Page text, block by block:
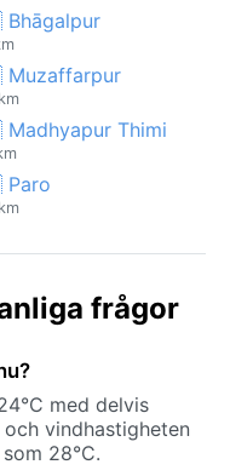
Thimi
frågor
med delvis
vindhastigheten
28°C.